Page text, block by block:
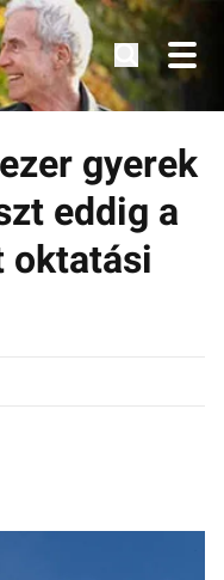
gyerek
eddig a